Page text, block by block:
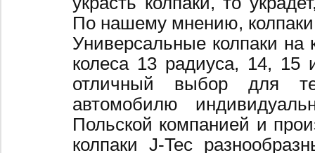
По нашему мнению,
Универсальные колпаки
колеса 13 радиуса, 14,
отличный выбор для
автомобилю
Польской компанией и
колпаки J-Tec